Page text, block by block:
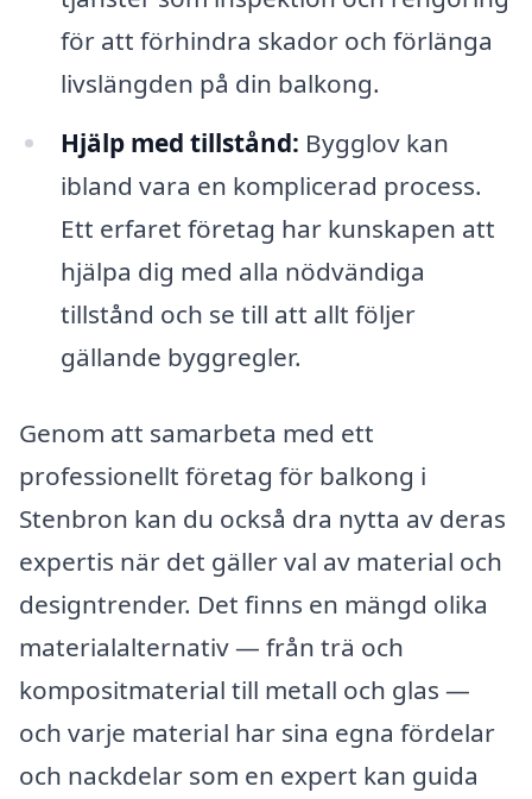
för att förhindra skador och förlänga
livslängden på din balkong.
Hjälp med tillstånd: Bygglov kan
ibland vara en komplicerad process.
Ett erfaret företag har kunskapen att
hjälpa dig med alla nödvändiga
tillstånd och se till att allt följer
gällande byggregler.
Genom att samarbeta med ett
professionellt företag för balkong i
Stenbron kan du också dra nytta av deras
expertis när det gäller val av material och
designtrender. Det finns en mängd olika
materialalternativ — från trä och
kompositmaterial till metall och glas —
och varje material har sina egna fördelar
och nackdelar som en expert kan guida